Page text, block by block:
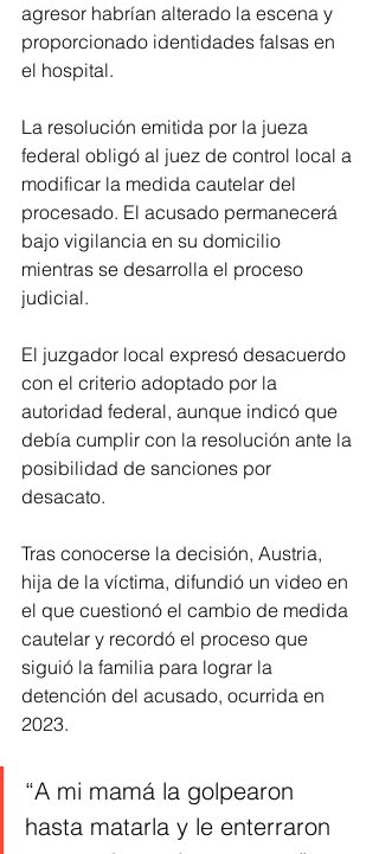
agresor habrían alterado la escena y
proporcionado identidades falsas en
el hospital.
La resolución emitida por la jueza
federal obligó al juez de control local a
modificar la medida cautelar del
procesado. El acusado permanecerá
bajo vigilancia en su domicilio
mientras se desarrolla el proceso
judicial.
El juzgador local expresó desacuerdo
con el criterio adoptado por la
autoridad federal, aunque indicó que
debía cumplir con la resolución ante la
posibilidad de sanciones por
desacato.
Tras conocerse la decisión, Austria,
hija de la víctima, difundió un video en
el que cuestionó el cambio de medida
cautelar y recordó el proceso que
siguió la familia para lograr la
detención del acusado, ocurrida en
2023.
“A mi mamá la golpearon
hasta matarla y le enterraron